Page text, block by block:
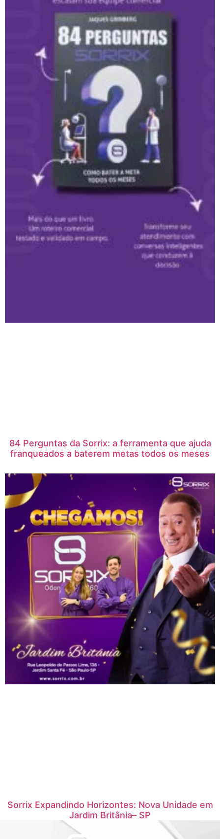
84 Perguntas da Sorrix: a ferramenta que ajuda
franqueados a baterem metas todos os meses
Sorrix Expandindo Horizontes: Nova Unidade em
Jardim Britânia– SP